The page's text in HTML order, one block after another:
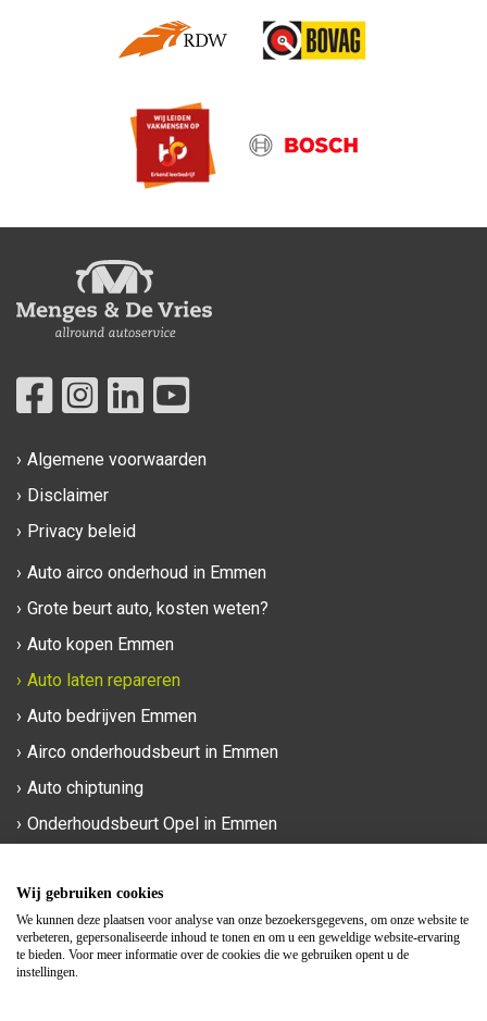
Algemene voorwaarden
Disclaimer
Privacy beleid
Auto airco onderhoud in Emmen
Grote beurt auto, kosten weten?
Auto kopen Emmen
Auto laten repareren
Auto bedrijven Emmen
Airco onderhoudsbeurt in Emmen
Auto chiptuning
Onderhoudsbeurt Opel in Emmen
Phileas Foggstraat 90a
7825 AM Emmen
0591 - 820 321
Wij gebruiken cookies
We kunnen deze plaatsen voor analyse van onze bezoekersgegevens, om onze website te
verbeteren, gepersonaliseerde inhoud te tonen en om u een geweldige website-ervaring
te bieden. Voor meer informatie over de cookies die we gebruiken opent u de
instellingen.